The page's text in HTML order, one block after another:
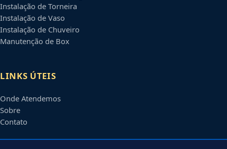
Instalação de Torneira
Instalação de Vaso
Instalação de Chuveiro
Manutenção de Box
LINKS ÚTEIS
Onde Atendemos
Sobre
Contato